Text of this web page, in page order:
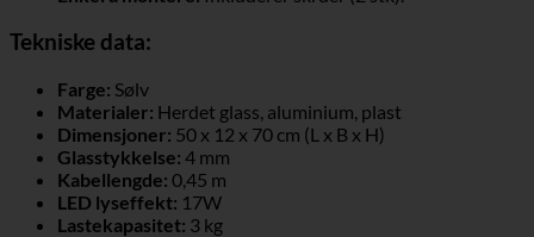
Tekniske data:
Farge: Sølv
Materialer: Herdet glass, aluminium, plast
Dimensjoner: 50 x 12 x 70 cm (L x B x H)
Glasstykkelse: 4 mm
Kabellengde: 0,45 m
LED lyseffekt: 17W
Lastekapasitet: 3 kg